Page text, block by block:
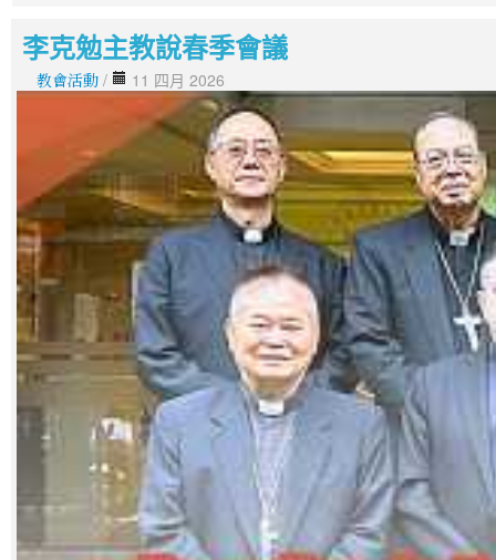
李克勉主教說春季會議
教會活動 / 11 四月 2026